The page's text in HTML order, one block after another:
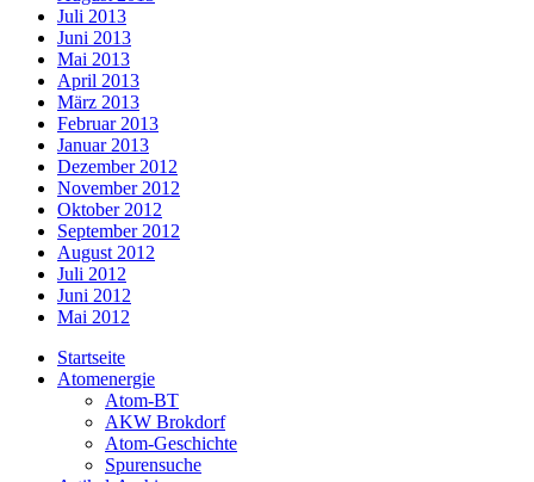
Juli 2013
Juni 2013
Mai 2013
April 2013
März 2013
Februar 2013
Januar 2013
Dezember 2012
November 2012
Oktober 2012
September 2012
August 2012
Juli 2012
Juni 2012
Mai 2012
Startseite
Atomenergie
Atom-BT
AKW Brokdorf
Atom-Geschichte
Spurensuche